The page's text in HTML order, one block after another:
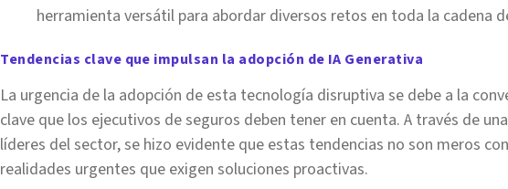
herramienta versátil para abordar diversos retos en toda la cadena
Tendencias clave que impulsan la adopción de IA Generativa
La urgencia de la adopción de esta tecnología disruptiva se debe a la
clave que los ejecutivos de seguros deben tener en cuenta. A través de
líderes del sector, se hizo evidente que estas tendencias no son meros
realidades urgentes que exigen soluciones proactivas.